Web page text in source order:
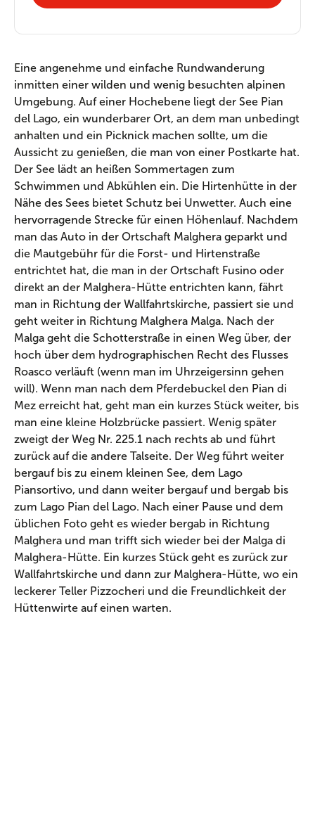
Eine angenehme und einfache Rundwanderung
inmitten einer wilden und wenig besuchten alpinen
Umgebung. Auf einer Hochebene liegt der See Pian
del Lago, ein wunderbarer Ort, an dem man unbedingt
anhalten und ein Picknick machen sollte, um die
Aussicht zu genießen, die man von einer Postkarte hat.
Der See lädt an heißen Sommertagen zum
Schwimmen und Abkühlen ein. Die Hirtenhütte in der
Nähe des Sees bietet Schutz bei Unwetter. Auch eine
hervorragende Strecke für einen Höhenlauf. Nachdem
man das Auto in der Ortschaft Malghera geparkt und
die Mautgebühr für die Forst- und Hirtenstraße
entrichtet hat, die man in der Ortschaft Fusino oder
direkt an der Malghera-Hütte entrichten kann, fährt
man in Richtung der Wallfahrtskirche, passiert sie und
geht weiter in Richtung Malghera Malga. Nach der
Malga geht die Schotterstraße in einen Weg über, der
hoch über dem hydrographischen Recht des Flusses
Roasco verläuft (wenn man im Uhrzeigersinn gehen
will). Wenn man nach dem Pferdebuckel den Pian di
Mez erreicht hat, geht man ein kurzes Stück weiter, bis
man eine kleine Holzbrücke passiert. Wenig später
zweigt der Weg Nr. 225.1 nach rechts ab und führt
zurück auf die andere Talseite. Der Weg führt weiter
bergauf bis zu einem kleinen See, dem Lago
Piansortivo, und dann weiter bergauf und bergab bis
zum Lago Pian del Lago. Nach einer Pause und dem
üblichen Foto geht es wieder bergab in Richtung
Malghera und man trifft sich wieder bei der Malga di
Malghera-Hütte. Ein kurzes Stück geht es zurück zur
Wallfahrtskirche und dann zur Malghera-Hütte, wo ein
leckerer Teller Pizzocheri und die Freundlichkeit der
Hüttenwirte auf einen warten.